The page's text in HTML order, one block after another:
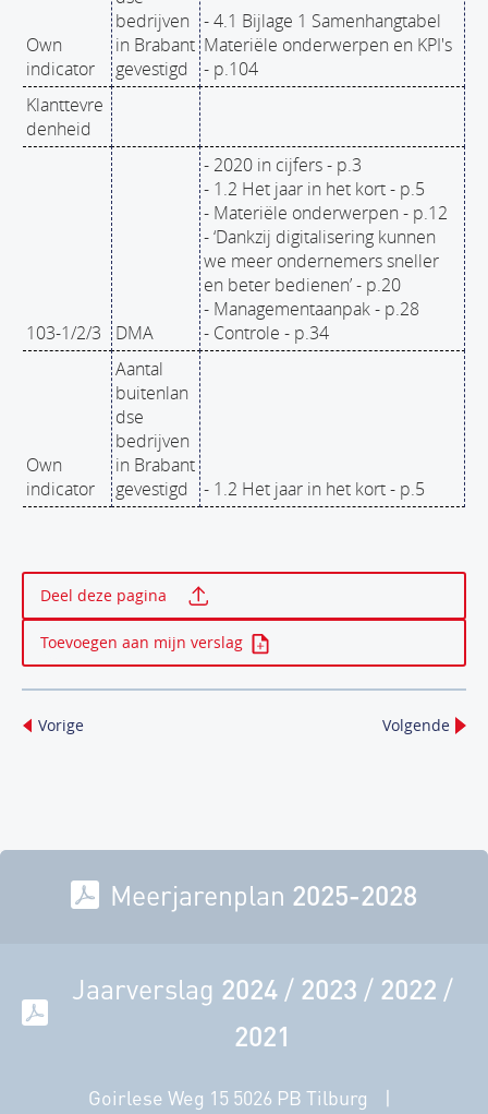
Own
indicator
bedrijven
in Brabant
gevestigd
- 4.1 Bijlage 1 Samenhangtabel
Materiële onderwerpen en KPI's
- p.104
Klanttevre
denheid
103-1/2/3 DMA
- 2020 in cijfers - p.3
- 1.2 Het jaar in het kort - p.5
- Materiële onderwerpen - p.12
- ‘Dankzij digitalisering kunnen
we meer ondernemers sneller
en beter bedienen’ - p.20
- Managementaanpak - p.28
- Controle - p.34
Own
indicator
Aantal
buitenlan
dse
bedrijven
in Brabant
gevestigd
- 1.2 Het jaar in het kort - p.5
Deel deze pagina
Toevoegen aan mijn verslag
Vorige Volgende
Meerjarenplan 2025-2028
Jaarverslag 2024/ 2023 / 2022 /
2021
Goirlese Weg 15 5026 PB Tilburg